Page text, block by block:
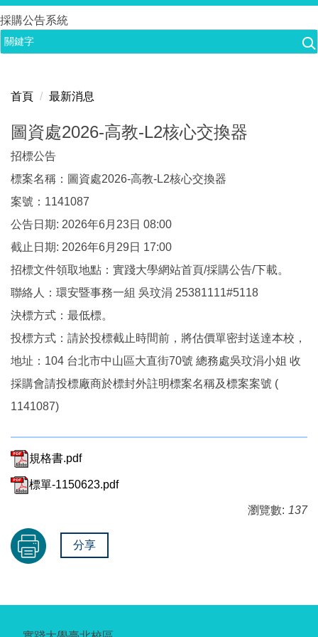
跳
到
主
容
採購公告系統
首頁 最新消息
圖資處2026-高教-L2核心交換器
招標公告
標案名稱：圖資處2026-高教-L2核心交換器
案號：1141087
公告日期: 2026年6月23日 08:00
截止日期: 2026年6月29日 17:00
招標文件領取地點：實踐大學網站首頁/採購公告/下載。
聯絡人：環安暨事務一組 吳玟涓 25381111#5118
決標方式：最低標。
投標方式：請於投標截止時間前，將估價單密封送達本校，
地址：104 台北市中山區大直街70號 總務處吳玟涓小姐 收
採購會請投標廠商於標封外註明標案名稱及標案案號 (
1141087)
規格書.pdf
標單-1150623.pdf
瀏覽數: 137
分享